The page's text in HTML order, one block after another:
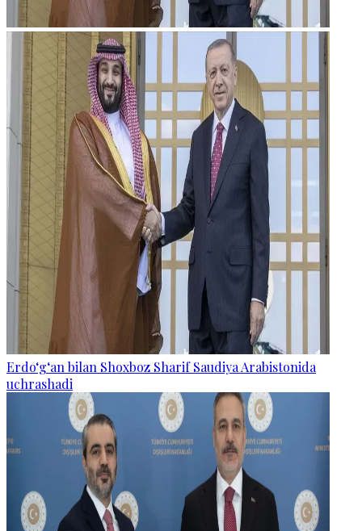
Erdo‘g‘an bilan Shoxboz Sharif Saudiya Arabistonida
uchrashadi